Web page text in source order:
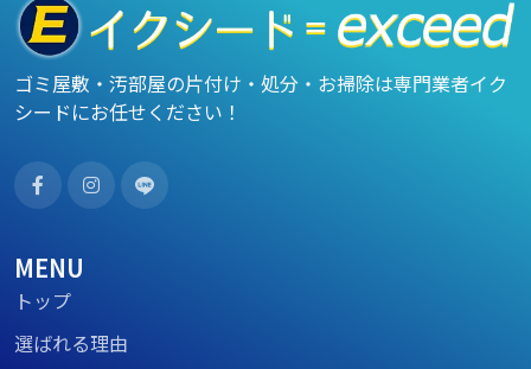
ゴミ屋敷・汚部屋の片付け・処分・お掃除は専門業者イク
シードにお任せください！
MENU
トップ
選ばれる理由